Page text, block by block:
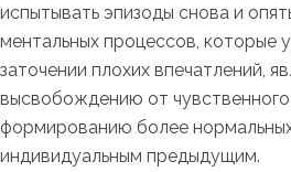
испытывать эпизоды снова и
ментальных процессов, которые
заточении плохих впечатлений,
высвобождению от
формированию более
индивидуальным предыдущим.